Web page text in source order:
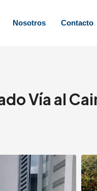
Nosotros Contacto
Vía al